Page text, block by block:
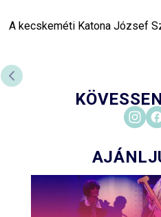
A kecskeméti Katona József
ELŐZŐ DIA